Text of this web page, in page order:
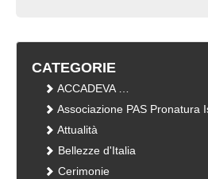
visualizzazioni
CATEGORIE
ACCADEVA …
Associazione PAS Pronatura
Attualità
Bellezze d'Italia
Cerimonie